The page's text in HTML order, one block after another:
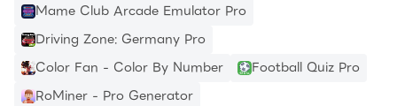
Mame Club Arcade Emulator Pro
Driving Zone: Germany Pro
Color Fan - Color By Number
Football Quiz Pro
RoMiner - Pro Generator